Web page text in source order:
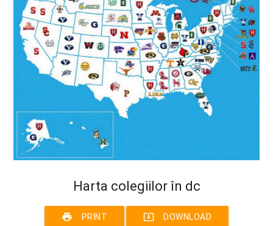
Harta colegiilor în dc
print PRINT system_update_alt DOWNLOAD